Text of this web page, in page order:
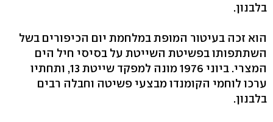
בלבנון.
הוא זכה בעיטור המופת במלחמת יום הכיפורים בשל
השתתפותו בפשיטת השייטת על בסיסי חיל הים
המצרי. ביוני 1976 מונה למפקד שייטת 13, ותחתיו
ערכו לוחמי הקומנדו מבצעי פשיטה וחבלה רבים
בלבנון.